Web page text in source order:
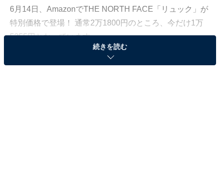
6月14日、 AmazonでTHE NORTH FACE「リュック」が
特別価格で登場！ 通常2万1800円のところ、今だけ1万
5255円となっています。
そのほかにも注目の商品がラインナップされているので,
続きを読む